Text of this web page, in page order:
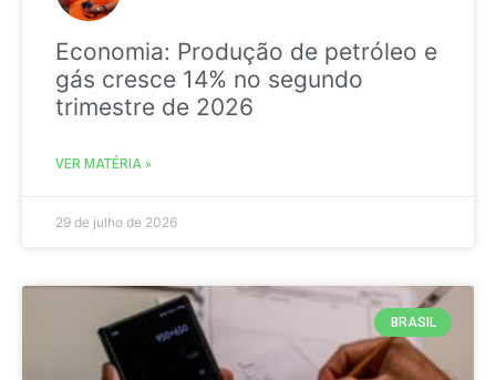
Economia: Produção de petróleo e
gás cresce 14% no segundo
trimestre de 2026
VER MATÉRIA »
29 de julho de 2026
BRASIL